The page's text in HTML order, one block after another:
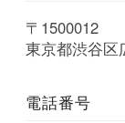
〒1500012
東京都渋谷区
電話番号